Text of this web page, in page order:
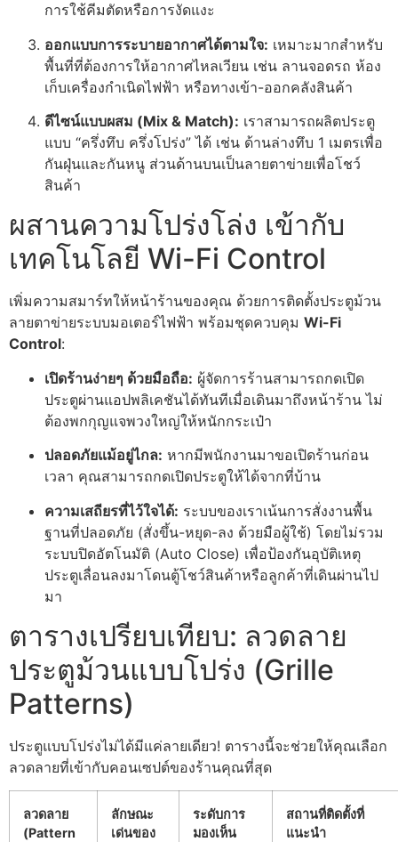
การใช้คีมตัดหรือการงัดแงะ
ออกแบบการระบายอากาศได้ตามใจ: เหมาะมากสำหรับ
พื้นที่ที่ต้องการให้อากาศไหลเวียน เช่น ลานจอดรถ ห้อง
เก็บเครื่องกำเนิดไฟฟ้า หรือทางเข้า-ออกคลังสินค้า
ดีไซน์แบบผสม (Mix & Match): เราสามารถผลิตประตู
แบบ “ครึ่งทึบ ครึ่งโปร่ง” ได้ เช่น ด้านล่างทึบ 1 เมตรเพื่อ
กันฝุ่นและกันหนู ส่วนด้านบนเป็นลายตาข่ายเพื่อโชว์
สินค้า
ผสานความโปร่งโล่ง เข้ากับ
เทคโนโลยี Wi-Fi Control
เพิ่มความสมาร์ทให้หน้าร้านของคุณ ด้วยการติดตั้งประตูม้วน
ลายตาข่ายระบบมอเตอร์ไฟฟ้า พร้อมชุดควบคุม Wi-Fi
Control:
เปิดร้านง่ายๆ ด้วยมือถือ: ผู้จัดการร้านสามารถกดเปิด
ประตูผ่านแอปพลิเคชันได้ทันทีเมื่อเดินมาถึงหน้าร้าน ไม่
ต้องพกกุญแจพวงใหญ่ให้หนักกระเป๋า
ปลอดภัยแม้อยู่ไกล: หากมีพนักงานมาขอเปิดร้านก่อน
เวลา คุณสามารถกดเปิดประตูให้ได้จากที่บ้าน
ความเสถียรที่ไว้ใจได้: ระบบของเราเน้นการสั่งงานพื้น
ฐานที่ปลอดภัย (สั่งขึ้น-หยุด-ลง ด้วยมือผู้ใช้) โดยไม่รวม
ระบบปิดอัตโนมัติ (Auto Close) เพื่อป้องกันอุบัติเหตุ
ประตูเลื่อนลงมาโดนตู้โชว์สินค้าหรือลูกค้าที่เดินผ่านไป
มา
ตารางเปรียบเทียบ: ลวดลาย
ประตูม้วนแบบโปร่ง (Grille
Patterns)
ประตูแบบโปร่งไม่ได้มีแค่ลายเดียว! ตารางนี้จะช่วยให้คุณเลือก
ลวดลายที่เข้ากับคอนเซปต์ของร้านคุณที่สุด
ลวดลาย
(Pattern
ลักษณะ
เด่นของ
ระดับการ
มองเห็น
สถานที่ติดตั้งที่
แนะนำ